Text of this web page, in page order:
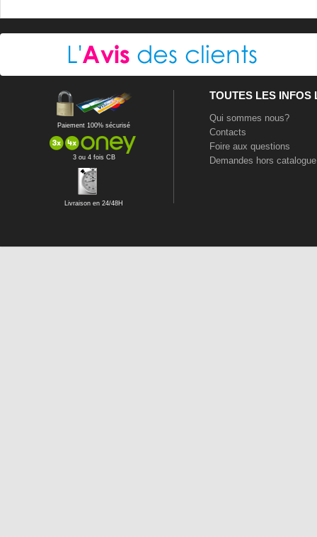
Paiement 100% sécurisé
3 ou 4 fois CB
Livraison en 24/48H
TOUTES LES INFOS
Qui sommes nous?
Contacts
Foire aux questions
Demandes hors catalogue